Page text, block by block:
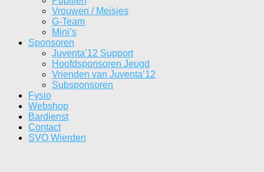
Vrouwen / Meisjes
G-Team
Mini’s
Sponsoren
Juventa’12 Support
Hoofdsponsoren Jeugd
Vrienden van Juventa’12
Subsponsoren
Fysio
Webshop
Bardienst
Contact
SVO Wierden